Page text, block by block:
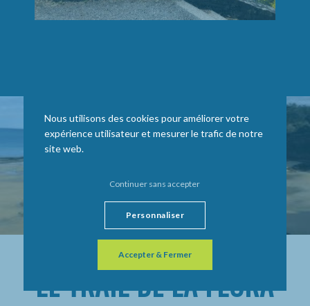
LE TRAIL DE LA FLORA
Nous utilisons des cookies pour améliorer votre
expérience utilisateur et mesurer le trafic de notre
site web.
Accepter & Fermer
Continuer sans accepter
Personnaliser